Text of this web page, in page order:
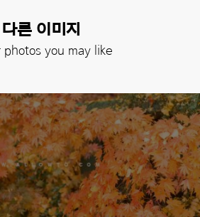
다른 이미지
photos you may like